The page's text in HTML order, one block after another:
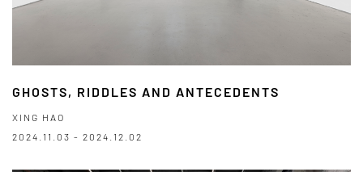
GHOSTS, RIDDLES AND ANTECEDENTS
XING HAO
2024.11.03 - 2024.12.02